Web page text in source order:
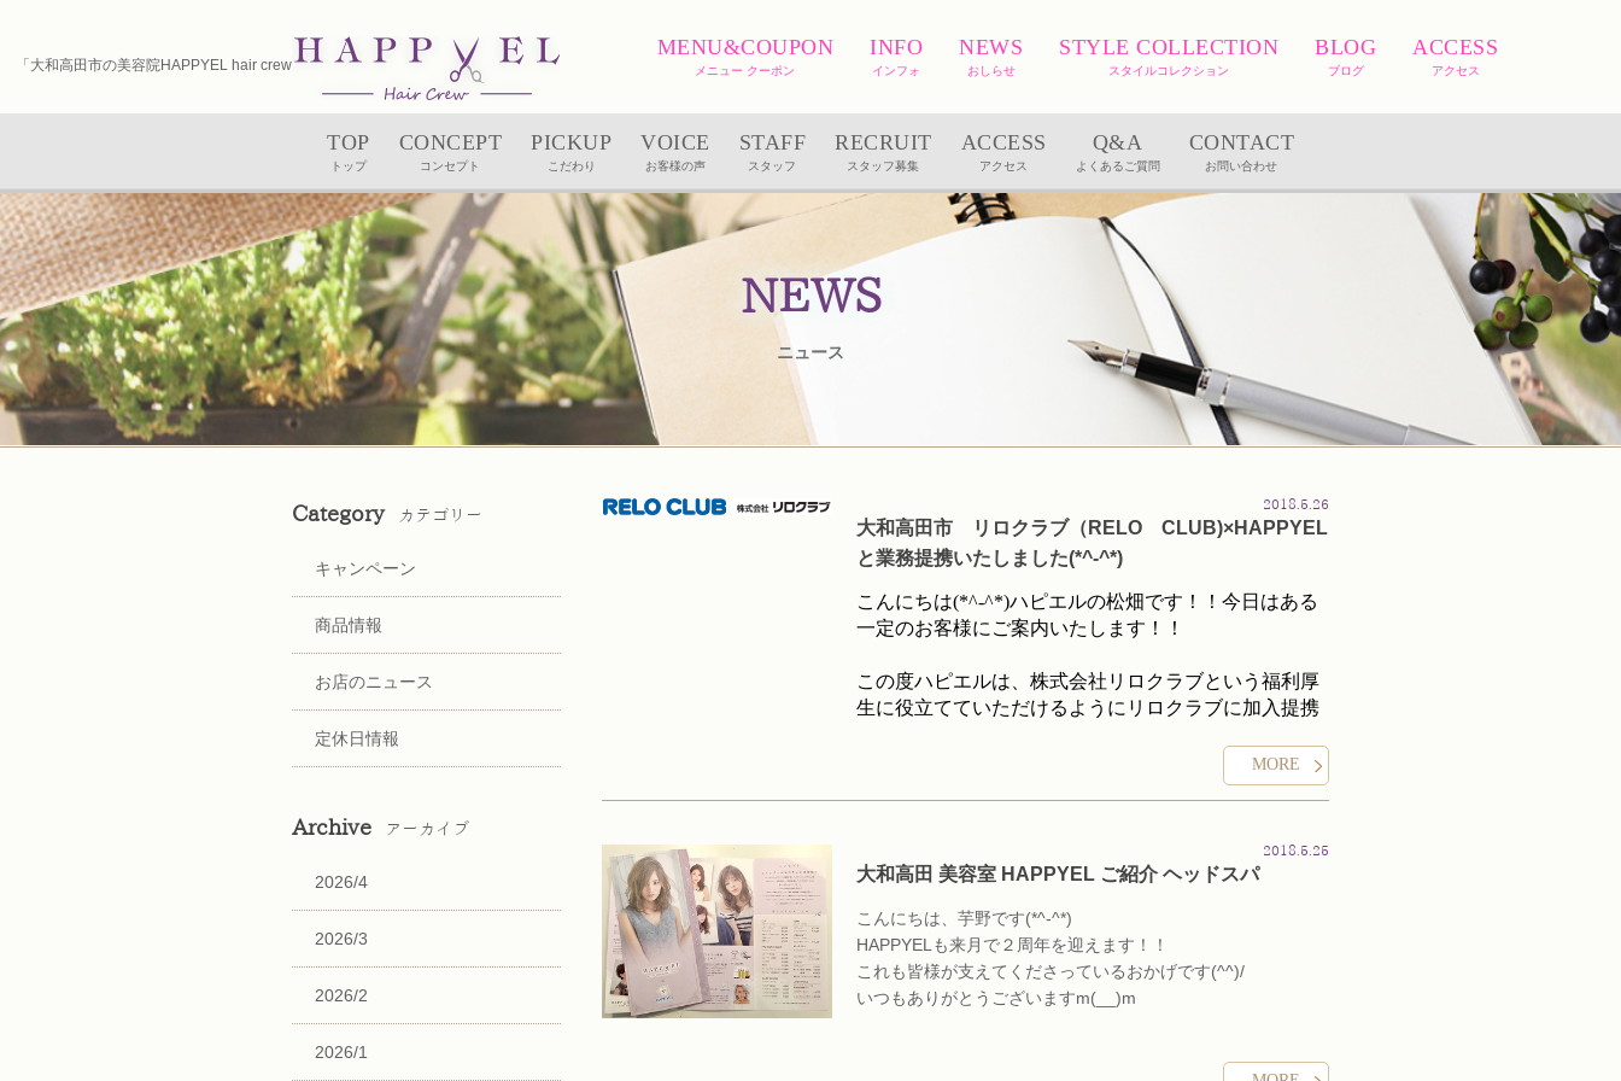
「大和高田市の美容院HAPPYEL hair crew（ハピエル）｜ユルルカヘッドスパ」
MENU&COUPON
メニュー クーポン
INFO
インフォ
NEWS
おしらせ
STYLE COLLECTION
スタイルコレクション
BLOG
ブログ
ACCESS
アクセス
TOP
トップ
CONCEPT
コンセプト
PICKUP
こだわり
VOICE
お客様の声
STAFF
スタッフ
RECRUIT
スタッフ募集
ACCESS
アクセス
Q&A
よくあるご質問
CONTACT
お問い合わせ
NEWS
ニュース
2018.5.26
大和高田市 リロクラブ（RELO CLUB)×HAPPYEL
と業務提携いたしました(*^-^*)
こんにちは(*^-^*)ハピエルの松畑です！！今日はある
一定のお客様にご案内いたします！！
この度ハピエルは、株式会社リロクラブという福利厚
生に役立てていただけるようにリロクラブに加入提携
日本では現在8650社(４５０万人）の方が対象です！！
る範囲でちらっとご紹介するので下記に当てはまる方
は是非ご活用ください！！下記のお勤めの方は適用さ
会社の福利厚生をもっと広げていきましょう(*^-^*)
MORE
2018.5.25
大和高田 美容室 HAPPYEL ご紹介 ヘッドスパ
こんにちは、芋野です(*^-^*)
HAPPYELも来月で２周年を迎えます！！
これも皆様が支えてくださっているおかげです(^^)/
いつもありがとうございますm(__)m
Category カテゴリー
キャンペーン
商品情報
お店のニュース
定休日情報
Archive アーカイブ
2026/4
2026/3
2026/2
2026/1